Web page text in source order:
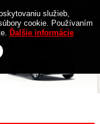
služieb,
cookie. Používaním
Ďalšie informácie